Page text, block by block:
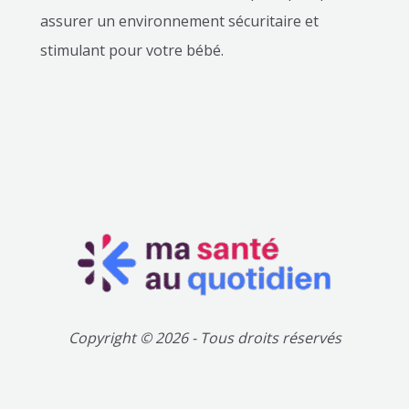
assurer un environnement sécuritaire et
stimulant pour votre bébé.
Copyright © 2026 - Tous droits réservés